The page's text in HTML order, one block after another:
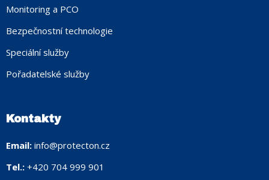
Monitoring a PCO
Bezpečnostní technologie
Speciální služby
Pořadatelské služby
Kontakty
Email: info@protecton.cz
Tel.: +420 704 999 901